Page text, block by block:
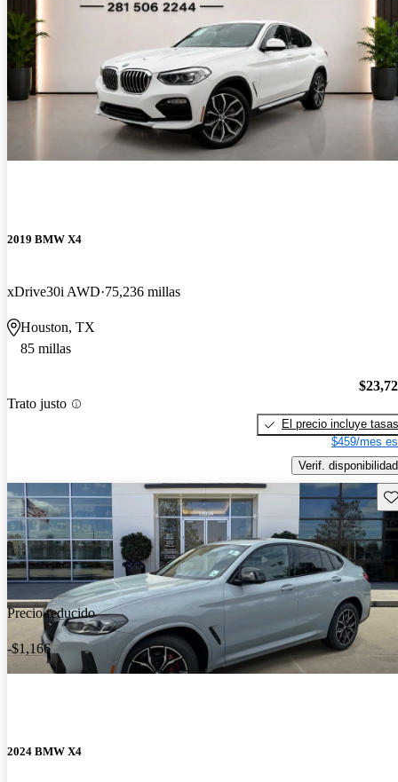
2019 BMW X4
xDrive30i AWD 75,236 millas
Houston, TX
85 millas
Trato justo
El precio incluye tasas
$459/mes
Verif. disponibilidad
Precio reducido
-$1,166
2024 BMW X4